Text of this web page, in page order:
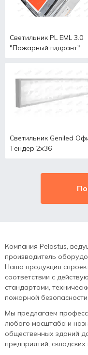
Светильник PL EML 3.0
"Пожарный гидрант"
Светильник Geniled
Тендер 2х36
Компания Pelastus,
производитель
Наша продукция
соответствии с
стандартами,
пожарной безопасности.
Мы предлагаем
любого масштаба и
общественных зданий
предприятий,